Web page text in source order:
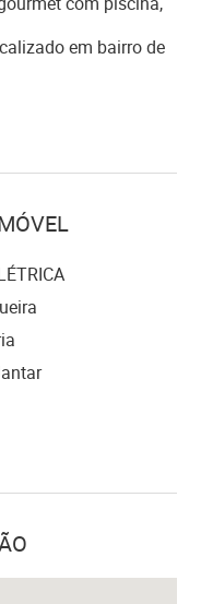
em bairro de